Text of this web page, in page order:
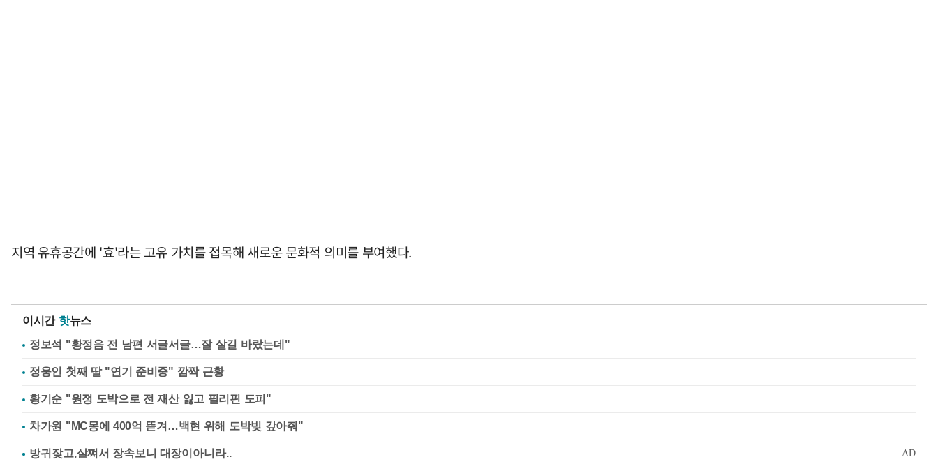
지역 유휴공간에 '효'라는 고유 가치를 접목해 새로운 문화적 의미를 부여했다.
이시간 핫뉴스
정보석 "황정음 전 남편 서글서글…잘 살길 바랐는데"
정웅인 첫째 딸 "연기 준비중" 깜짝 근황
황기순 "원정 도박으로 전 재산 잃고 필리핀 도피"
차가원 "MC몽에 400억 뜯겨…백현 위해 도박빚 갚아줘"